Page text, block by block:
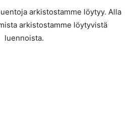
arkistostamme löytyy. Alla
arkistostamme löytyvistä
luennoista.